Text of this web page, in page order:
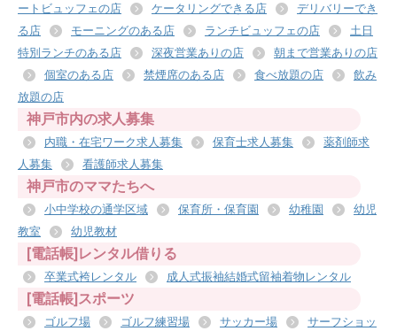
ートビュッフェの店
ケータリングできる店
デリバリーでき
る店
モーニングのある店 ランチビュッフェの店
土日
特別ランチのある店
深夜営業ありの店
朝まで営業ありの店
個室のある店
禁煙席のある店 食べ放題の店
飲み
放題の店
神戸市内の求人募集
内職・在宅ワーク求人募集 保育士求人募集
薬剤師求
人募集
看護師求人募集
神戸市のママたちへ
小中学校の通学区域 保育所・保育園 幼稚園
幼児
教室
幼児教材
[電話帳]レンタル借りる
卒業式袴レンタル 成人式振袖結婚式留袖着物レンタル
[電話帳]スポーツ
ゴルフ場 ゴルフ練習場 サッカー場
サーフショッ